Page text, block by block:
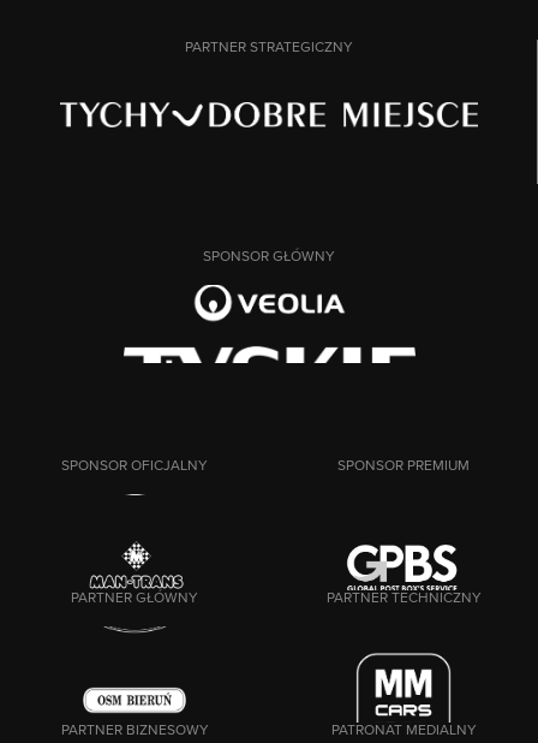
PARTNER STRATEGICZNY
SPONSOR GŁÓWNY
SPONSOR OFICJALNY SPONSOR PREMIUM
PARTNER GŁÓWNY PARTNER TECHNICZNY
PARTNER BIZNESOWY PATRONAT MEDIALNY